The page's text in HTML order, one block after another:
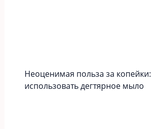
Неоценимая польза за копейки:
использовать дегтярное мыло